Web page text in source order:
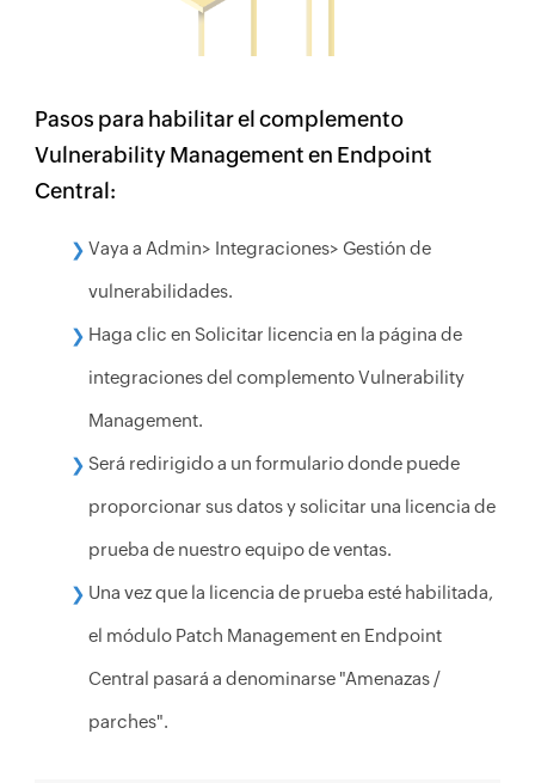
Pasos para habilitar el complemento
Vulnerability Management en Endpoint
Central:
Vaya a Admin> Integraciones> Gestión de
vulnerabilidades.
Haga clic en Solicitar licencia en la página de
integraciones del complemento Vulnerability
Management.
Será redirigido a un formulario donde puede
proporcionar sus datos y solicitar una licencia de
prueba de nuestro equipo de ventas.
Una vez que la licencia de prueba esté habilitada,
el módulo Patch Management en Endpoint
Central pasará a denominarse "Amenazas /
parches".